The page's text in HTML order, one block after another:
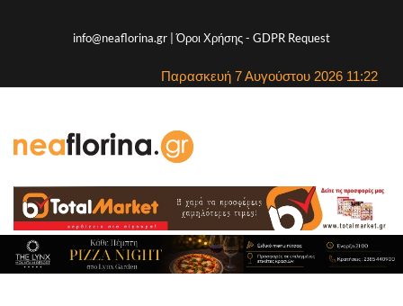
info@neaflorina.gr |Όροι Χρήσης- GDPR Request
Παρασκευή 7 Αυγούστου 2026 11:22